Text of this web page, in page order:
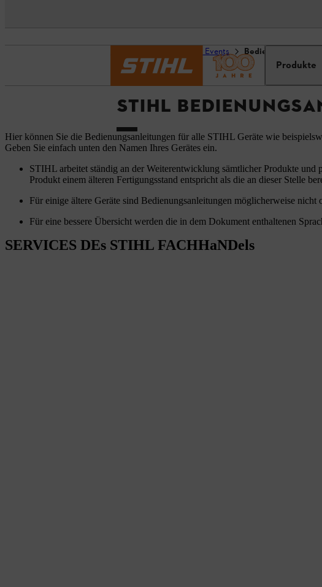
Produkte
Service und Events
STIHL
Hier können Sie die Bedienungsanleitungen für alle STIHL Geräte wie
Geben Sie einfach unten den Namen Ihres Gerätes ein.
STIHL arbeitet ständig an der Weiterentwicklung sämtlicher Produkte und
Produkt einem älteren Fertigungsstand entspricht als die an dieser Stelle
Für einige ältere Geräte sind Bedienungsanleitungen möglicherweise
Für eine bessere Übersicht werden die in dem Dokument enthaltenen
SERVICES DEs STIHL FACHHaNDels